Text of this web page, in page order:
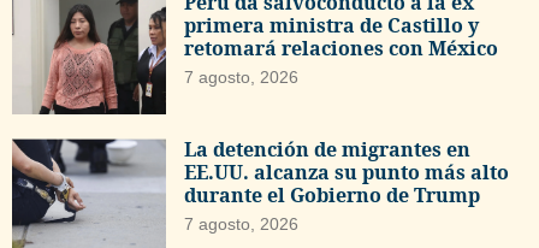
primera ministra de Castillo y
retomará relaciones con México
7 agosto, 2026
La detención de migrantes en
EE.UU. alcanza su punto más alto
durante el Gobierno de Trump
7 agosto, 2026